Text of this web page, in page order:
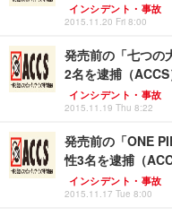
インシデント・事故
2015.11.20 Fri 8:00
発売前の「七つの
2名を逮捕（ACCS
インシデント・事故
2015.11.19 Thu 8:22
発売前の「ONE
性3名を逮捕（
インシデント・事故
2015.11.17 Tue 8:00